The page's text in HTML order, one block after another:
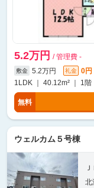
5.2万円 / 管理費 -
敷金 5.2万円 礼金
0円
1LDK ｜ 40.12m² ｜ 1階
無料
ウェルカム５号棟
北